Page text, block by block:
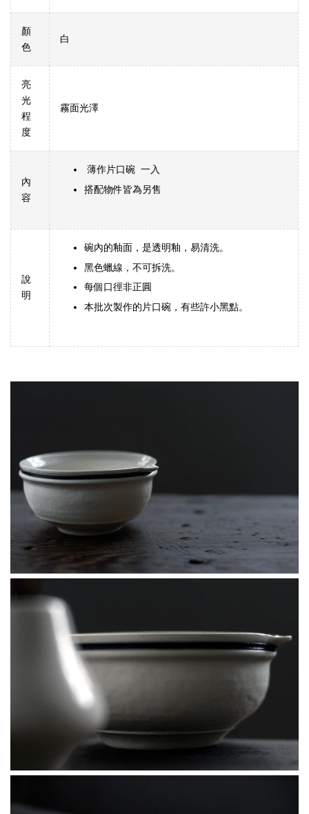
顏
色
白
亮
光
程
度
霧面光澤
內
容
薄作片口碗 一入
搭配物件皆為另售​
說
明
碗內的釉面，是透明釉，易清洗。
黑色蠟線，不可拆洗。
每個口徑非正圓
本批次製作的片口碗，有些許小黑點。